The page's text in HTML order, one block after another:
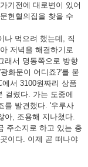
기전에 대로변이 있어
헌혈의집을 찾을 수
나 먹으려 했는데, 직
저녁을 해결하기로
래서 명동쪽으로 방향
화문이 어디죠?'를 묻
서 3100원짜리 상품
걸렸다. 가는 도중에
를 발견했다. '우루사
아, 조용해 지나쳤다.
주소지로 하고 있는 충
이다. 이제 곧 떠나야